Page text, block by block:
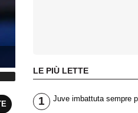
LE PIÙ LETTE
1 Juve imbattuta sempre